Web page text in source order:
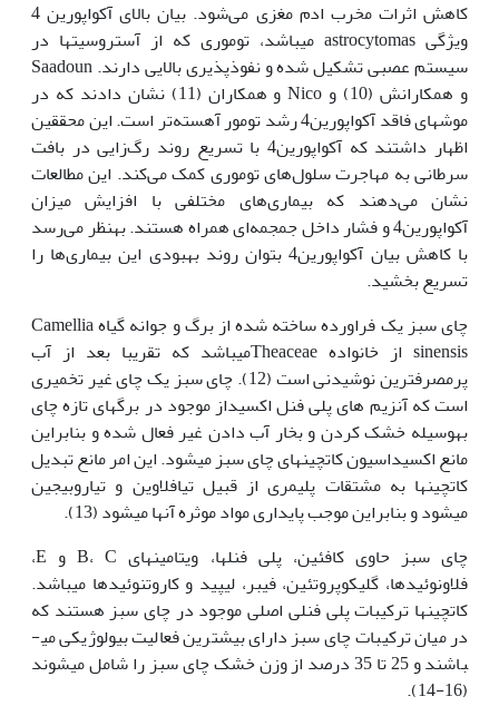
کاهش اثرات مخرب ادم مغزی می‌شود. بیان بالای آکواپورین 4
ویژگی astrocytomas می‏باشد، توموری که از آستروسیت‏ها در
سیستم عصبی تشکیل شده و نفوذپذیری بالایی دارند. Saadoun
و همکارانش (10) و Nico و همکاران (11) نشان دادند که در
موش‏های فاقد آکواپورین4 رشد تومور آهسته‌تر است. این محققین
اظهار داشتند که آکواپورین4 با تسریع روند رگ‌زایی در بافت
سرطانی به مهاجرت سلول‌های توموری کمک می‌کند. این مطالعات
نشان می‌دهند که بیماری‌های مختلفی با افزایش میزان
آکواپورین4 و فشار داخل جمجمه‌ای همراه هستند. به‏نظر می‌رسد
با کاهش بیان آکواپورین4 بتوان روند بهبودی این بیماری‌ها را
تسریع بخشید.
چای سبز یک فراورده ساخته شده از برگ و جوانه گیاه Camellia
sinensis از خانواده Theaceaeمی­باشد که تقریبا بعد از آب
پرمصرف‏ترین نوشیدنی است (12). چای سبز یک چای غیر تخمیری
است که آنزیم های پلی فنل اکسیداز موجود در برگ‏های تازه چای
به‏وسیله خشک کردن و بخار آب دادن غیر فعال شده و بنابراین
مانع اکسیداسیون کاتچین­های چای سبز می‏شود. این امر مانع تبدیل
کاتچین­ها به مشتقات پلیمری از قبیل تیافلاوین و تیاروبیجین
می‏شود و بنابراین موجب پایداری مواد موثره آن‏ها می‏شود (13).
چای سبز حاوی کافئین، پلی فنل­ها، ویتامین­های B، C و E،
فلاونوئیدها، گلیکوپروتئین، فیبر، لیپید و کاروتنوئید­ها می­باشد.
کاتچین­ها ترکیبات پلی فنلی اصلی موجود در چای سبز هستند که
در میان ترکیبات چای سبز دارای بیشترین فعالیت بیولوژیکی می­
باشند و 25 تا 35 درصد از وزن خشک چای سبز را شامل می‏شوند
(16-14).